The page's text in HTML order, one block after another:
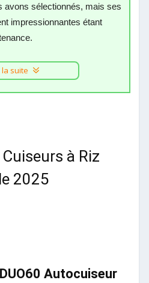
avons sélectionnés, mais ses
impressionnantes étant
la suite
à Riz
2025
Autocuiseur